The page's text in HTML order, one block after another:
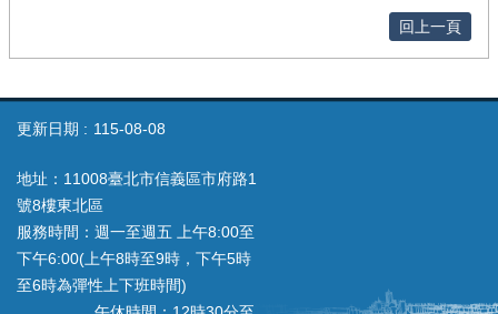
回上一頁
更新日期 115-08-08
地址：11008臺北市信義區市府路1
號8樓東北區
服務時間：週一至週五 上午8:00至
下午6:00(上午8時至9時，下午5時
至6時為彈性上下班時間)